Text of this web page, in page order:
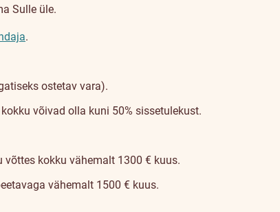
Sulle üle.
.
ostetav vara).
võivad olla kuni 50% sissetulekust.
võttes kokku vähemalt 1300 € kuus.
vähemalt 1500 € kuus.